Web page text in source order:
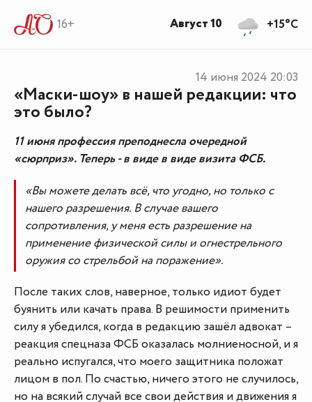
16+
«Маски-шоу» в нашей редакции: что
это было?
14 июня 2024 20:03
11 июня профессия преподнесла очередной
«сюрприз». Теперь - в виде в виде визита ФСБ.
«Вы можете делать всё, что угодно, но только с
нашего разрешения. В случае вашего
сопротивления, у меня есть разрешение на
применение физической силы и огнестрельного
оружия со стрельбой на поражение».
После таких слов, наверное, только идиот будет
буянить или качать права. В решимости применить
силу я убедился, когда в редакцию зашёл адвокат –
реакция спецназа ФСБ оказалась молниеносной, и я
реально испугался, что моего защитника положат
лицом в пол. По счастью, ничего этого не случилось,
но на всякий случай все свои действия и движения я
+15°C
Август 10